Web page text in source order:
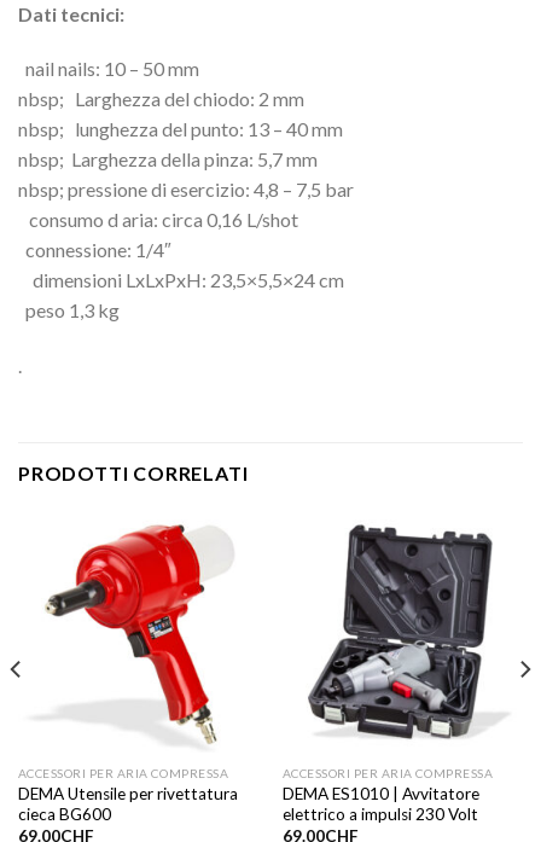
Dati tecnici:
nail nails: 10 – 50 mm
nbsp; Larghezza del chiodo: 2 mm
nbsp; lunghezza del punto: 13 – 40 mm
nbsp; Larghezza della pinza: 5,7 mm
nbsp; pressione di esercizio: 4,8 – 7,5 bar
consumo d aria: circa 0,16 L/shot
connessione: 1/4″
dimensioni LxLxPxH: 23,5×5,5×24 cm
peso 1,3 kg
.
PRODOTTI CORRELATI
ACCESSORI PER ARIA COMPRESSA
DEMA Utensile per rivettatura
cieca BG600
69.00CHF
ACCESSORI PER ARIA COMPRESSA
DEMA ES1010 | Avvitatore
elettrico a impulsi 230 Volt
69.00CHF